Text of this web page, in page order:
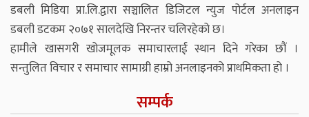
डबली मिडिया प्रा.लि.द्वारा सञ्चालित डिजिटल न्युज पोर्टल अनलाइन
डबली डटकम २०७१ सालदेखि निरन्तर चलिरहेको छ।
हामीले खासगरी खोजमूलक समाचारलाई स्थान दिने गरेका छौं ।
सन्तुलित विचार र समाचार सामाग्री हाम्रो अनलाइनको प्राथमिकता हो ।
सम्पर्क